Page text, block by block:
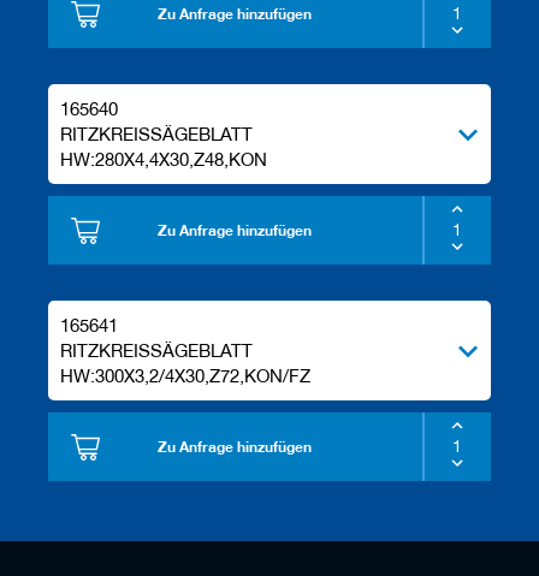
Zu Anfrage hinzufügen
165640
RITZKREISSÄGEBLATT
HW:280X4,4X30,Z48,KON
Zu Anfrage hinzufügen
165641
RITZKREISSÄGEBLATT
HW:300X3,2/4X30,Z72,KON/FZ
Zu Anfrage hinzufügen